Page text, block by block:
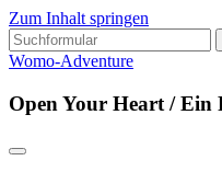
Zum Inhalt springen
Suchen
nach:
Womo-Adventure
Open Your Heart / Ein